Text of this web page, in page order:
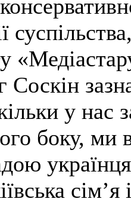
у нас
боку, ми